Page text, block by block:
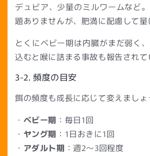
デュビア、少量のミルワームなど
題ありませんが、肥満に配慮して量
とくにベビー期は内臓がまだ弱く
込むと喉に詰まる事故も報告されて
3-2. 頻度の目安
餌の頻度も成長に応じて変えましょ
・ ベビー期 ：毎日1回
・ ヤング期 ：1日おきに1回
・ アダルト期 ：週2〜3回程度